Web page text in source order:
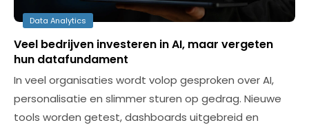
Data Analytics
Veel bedrijven investeren in AI, maar vergeten
hun datafundament
In veel organisaties wordt volop gesproken over AI,
personalisatie en slimmer sturen op gedrag. Nieuwe
tools worden getest, dashboards uitgebreid en